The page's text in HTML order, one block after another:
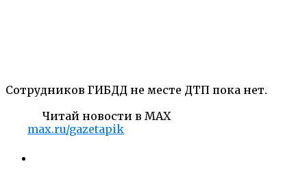
Сотрудников ГИБДД не месте ДТП пока нет.
Читай новости в MAX
max.ru/gazetapik